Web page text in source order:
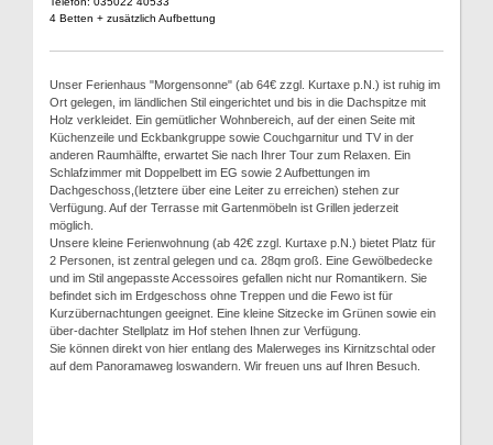
4 Betten + zusätzlich Aufbettung
Unser Ferienhaus "Morgensonne" (ab 64€ zzgl. Kurtaxe p.N.) ist ruhig im
Ort gelegen, im ländlichen Stil eingerichtet und bis in die Dachspitze mit
Holz verkleidet. Ein gemütlicher Wohnbereich, auf der einen Seite mit
Küchenzeile und Eckbankgruppe sowie Couchgarnitur und TV in der
anderen Raumhälfte, erwartet Sie nach Ihrer Tour zum Relaxen. Ein
Schlafzimmer mit Doppelbett im EG sowie 2 Aufbettungen im
Dachgeschoss,(letztere über eine Leiter zu erreichen) stehen zur
Verfügung. Auf der Terrasse mit Gartenmöbeln ist Grillen jederzeit
möglich.
Unsere kleine Ferienwohnung (ab 42€ zzgl. Kurtaxe p.N.) bietet Platz für
2 Personen, ist zentral gelegen und ca. 28qm groß. Eine Gewölbedecke
und im Stil angepasste Accessoires gefallen nicht nur Romantikern. Sie
befindet sich im Erdgeschoss ohne Treppen und die Fewo ist für
Kurzübernachtungen geeignet. Eine kleine Sitzecke im Grünen sowie ein
über-dachter Stellplatz im Hof stehen Ihnen zur Verfügung.
Sie können direkt von hier entlang des Malerweges ins Kirnitzschtal oder
auf dem Panoramaweg loswandern. Wir freuen uns auf Ihren Besuch.